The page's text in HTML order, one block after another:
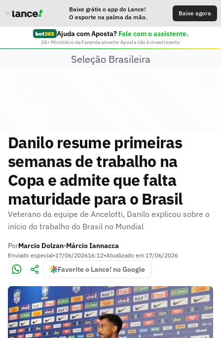
Baixe grátis o app do Lance!
O esporte na palma da mão.
Baixe agora
Ajuda com Aposta? Fale com o assistente.
18+ Ministério da Fazenda adverte: Aposta não é investimento
Seleção Brasileira
Danilo resume primeiras
semanas de trabalho na
Copa e admite que falta
maturidade para o Brasil
Veterano da equipe de Ancelotti, Danilo explicou sobre o
início do trabalho do Brasil no Mundial
PorMarcio Dolzan•Márcio Iannacca
Enviado especial•17/06/202616:12•Atualizado em 17/06/2026
Favorite o Lance! no Google